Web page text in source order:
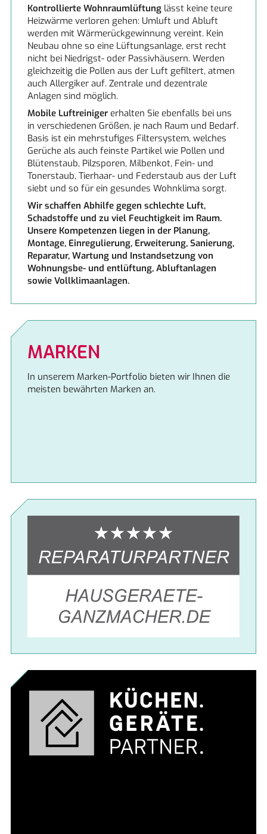
Kontrollierte Wohnraumlüftung lässt keine teure
Heizwärme verloren gehen: Umluft und Abluft
werden mit Wärmerückgewinnung vereint. Kein
Neubau ohne so eine Lüftungsanlage, erst recht
nicht bei Niedrigst- oder Passivhäusern. Werden
gleichzeitig die Pollen aus der Luft gefiltert, atmen
auch Allergiker auf. Zentrale und dezentrale
Anlagen sind möglich.
Mobile Luftreiniger erhalten Sie ebenfalls bei uns
in verschiedenen Größen, je nach Raum und Bedarf.
Basis ist ein mehrstufiges Filtersystem, welches
Gerüche als auch feinste Partikel wie Pollen und
Blütenstaub, Pilzsporen, Milbenkot, Fein- und
Tonerstaub, Tierhaar- und Federstaub aus der Luft
siebt und so für ein gesundes Wohnklima sorgt.
Wir schaffen Abhilfe gegen schlechte Luft,
Schadstoffe und zu viel Feuchtigkeit im Raum.
Unsere Kompetenzen liegen in der Planung,
Montage, Einregulierung, Erweiterung, Sanierung,
Reparatur, Wartung und Instandsetzung von
Wohnungsbe- und entlüftung, Abluftanlagen
sowie Vollklimaanlagen.
MARKEN
In unserem Marken-Portfolio bieten wir Ihnen die
meisten bewährten Marken an.